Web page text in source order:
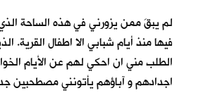
لم يبقَ ممن يزورني في هذه الساحة
فيها منذ أيام شبابي الا اطفال القرية.
الطلب مني ان احكي لهم عن الأيام
اجدادهم و آباؤهم يأتونني مصطحبين